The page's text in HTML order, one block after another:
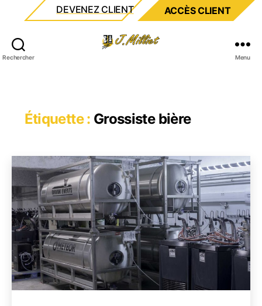
DEVENEZ CLIENT ACCÈS CLIENT
Rechercher Menu
Étiquette : Grossiste bière